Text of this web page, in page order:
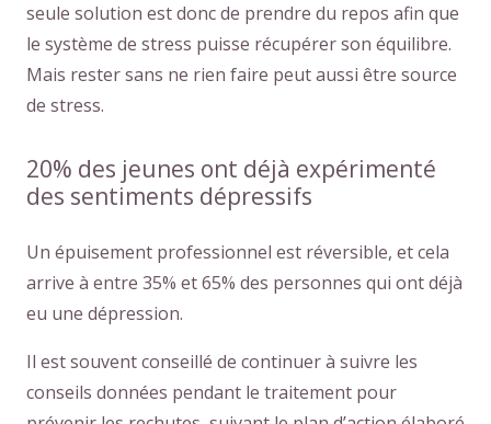
seule solution est donc de prendre du repos afin que
le système de stress puisse récupérer son équilibre.
Mais rester sans ne rien faire peut aussi être source
de stress.
20% des jeunes ont déjà expérimenté
des sentiments dépressifs
Un épuisement professionnel est réversible, et cela
arrive à entre 35% et 65% des personnes qui ont déjà
eu une dépression.
Il est souvent conseillé de continuer à suivre les
conseils données pendant le traitement pour